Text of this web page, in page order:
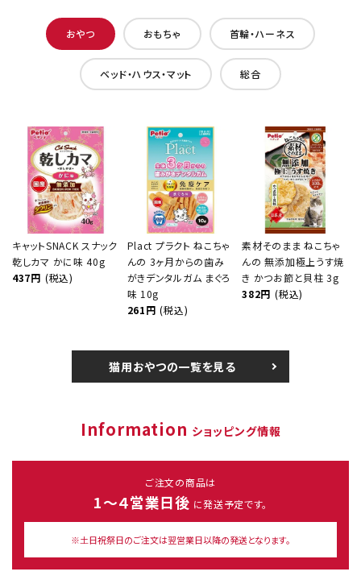
おやつ おもちゃ 首輪・ハーネス
ベッド・ハウス・マット 総合
キャットSNACK スナック
乾しカマ かに味 40g
437円 (税込)
Plact プラクト ねこちゃ
んの 3ヶ月からの歯み
がきデンタルガム まぐろ
味 10g
261円 (税込)
素材そのまま ねこちゃ
んの 無添加極上うす焼
き かつお節と貝柱 3g
382円 (税込)
猫用おやつの一覧を見る
Information ショッピング情報
ご注文の商品は
1～４営業日後 に発送予定です。
※土日祝祭日のご注文は翌営業日以降の発送となります。